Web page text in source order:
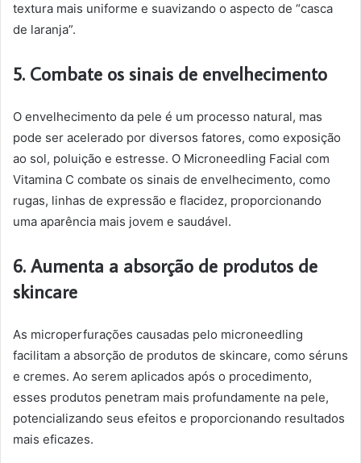
textura mais uniforme e suavizando o aspecto de “casca
de laranja”.
5. Combate os sinais de envelhecimento
O envelhecimento da pele é um processo natural, mas
pode ser acelerado por diversos fatores, como exposição
ao sol, poluição e estresse. O Microneedling Facial com
Vitamina C combate os sinais de envelhecimento, como
rugas, linhas de expressão e flacidez, proporcionando
uma aparência mais jovem e saudável.
6. Aumenta a absorção de produtos de
skincare
As microperfurações causadas pelo microneedling
facilitam a absorção de produtos de skincare, como séruns
e cremes. Ao serem aplicados após o procedimento,
esses produtos penetram mais profundamente na pele,
potencializando seus efeitos e proporcionando resultados
mais eficazes.